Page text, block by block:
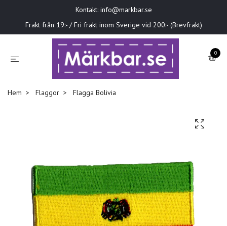
Kontakt: info@markbar.se
Frakt från 19:- / Fri frakt inom Sverige vid 200:- (Brevfrakt)
0
Hem Flaggor Flagga Bolivia